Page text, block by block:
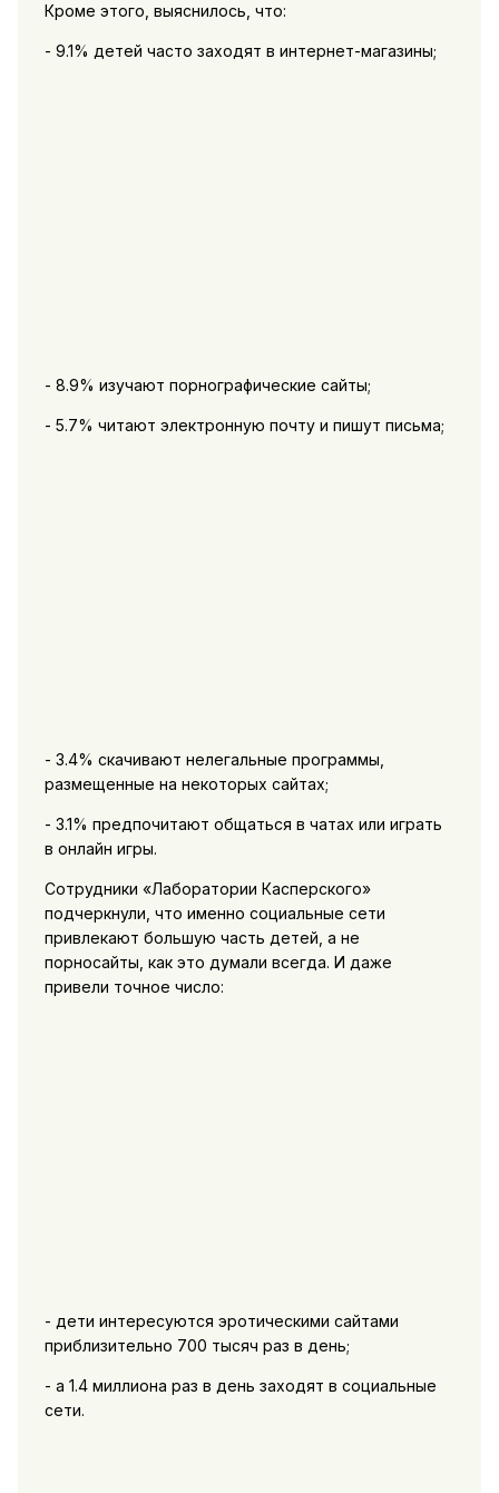
Кроме этого, выяснилось, что:
- 9.1% детей часто заходят в интернет-магазины;
- 8.9% изучают порнографические сайты;
- 5.7% читают электронную почту и пишут письма;
- 3.4% скачивают нелегальные программы,
размещенные на некоторых сайтах;
- 3.1% предпочитают общаться в чатах или играть
в онлайн игры.
Сотрудники «Лаборатории Касперского»
подчеркнули, что именно социальные сети
привлекают большую часть детей, а не
порносайты, как это думали всегда. И даже
привели точное число:
- дети интересуются эротическими сайтами
приблизительно 700 тысяч раз в день;
- а 1.4 миллиона раз в день заходят в социальные
сети.